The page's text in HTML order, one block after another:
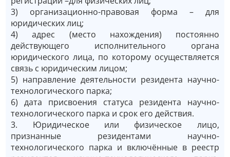
3) организационно-правовая форма – для
юридических лиц;
4) адрес (место нахождения) постоянно
действующего исполнительного органа
юридического лица, по которому осуществляется
связь с юридическим лицом;
5) направление деятельности резидента научно-
технологического парка;
6) дата присвоения статуса резидента научно-
технологического парка и срок его действия.
3. Юридическое или физическое лицо,
признанные резидентами научно-
технологического парка и включённые в реестр